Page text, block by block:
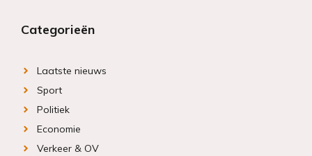
Categorieën
Laatste nieuws
Sport
Politiek
Economie
Verkeer & OV